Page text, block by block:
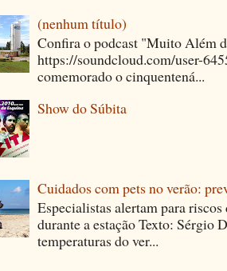
(nenhum título)
Confira o podcast "Muito Além
https://soundcloud.com/user-
comemorado o cinquentená...
Show do Súbita
Cuidados com pets no verão:
Especialistas alertam para
durante a estação Texto: Sérgio
temperaturas do ver...